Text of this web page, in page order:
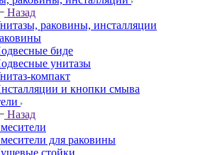
Назад
раковины, инсталляции
биде
унитазы
компакт
и кнопки смыва
Назад
для раковины
стойки